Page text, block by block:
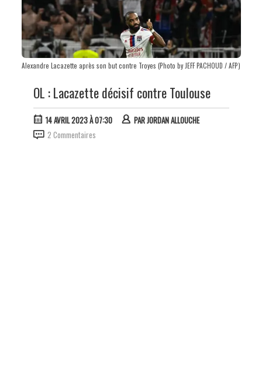
Alexandre Lacazette après son but contre Troyes (Photo by JEFF PACHOUD / AFP)
OL : Lacazette décisif contre Toulouse
14 AVRIL 2023 À 07:30 PARJORDAN ALLOUCHE
2 Commentaires